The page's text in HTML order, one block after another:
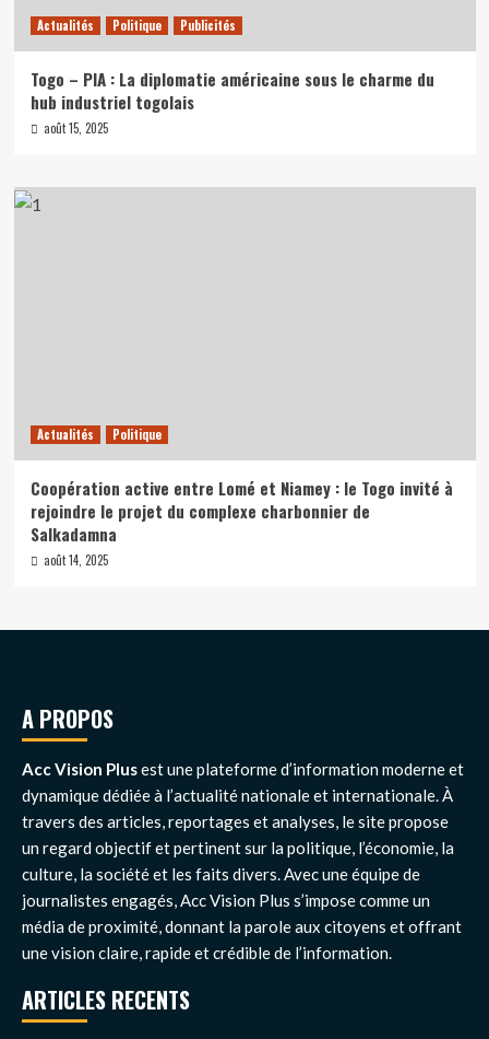
Actualités Politique Publicités
Togo – PIA : La diplomatie américaine sous le charme du
hub industriel togolais
août 15, 2025
Actualités Politique
Coopération active entre Lomé et Niamey : le Togo invité à
rejoindre le projet du complexe charbonnier de
Salkadamna
août 14, 2025
A PROPOS
Acc Vision Plusest une plateforme d’information moderne et
dynamique dédiée à l’actualité nationale et internationale. À
travers des articles, reportages et analyses, le site propose
un regard objectif et pertinent sur la politique, l’économie, la
culture, la société et les faits divers. Avec une équipe de
journalistes engagés, Acc Vision Plus s’impose comme un
média de proximité, donnant la parole aux citoyens et offrant
une vision claire, rapide et crédible de l’information.
ARTICLES RECENTS